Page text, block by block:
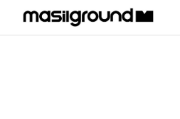
HOME